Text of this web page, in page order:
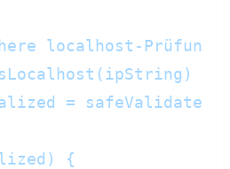
localhost-Prüfung
{
=
{